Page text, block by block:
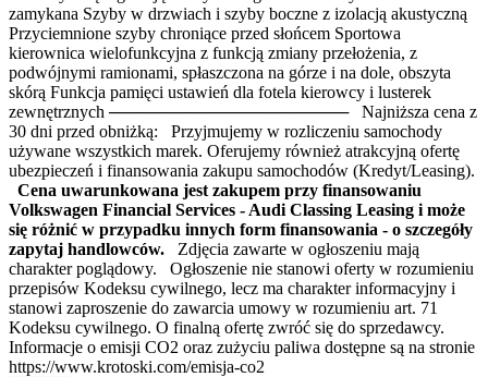
zamykana Szyby w drzwiach i szyby boczne z izolacją akustyczną
Przyciemnione szyby chroniące przed słońcem Sportowa
kierownica wielofunkcyjna z funkcją zmiany przełożenia, z
podwójnymi ramionami, spłaszczona na górze i na dole, obszyta
skórą Funkcja pamięci ustawień dla fotela kierowcy i lusterek
zewnętrznych ──────────────────── Najniższa cena z
30 dni przed obniżką: Przyjmujemy w rozliczeniu samochody
używane wszystkich marek. Oferujemy również atrakcyjną ofertę
ubezpieczeń i finansowania zakupu samochodów (Kredyt/Leasing).
Cena uwarunkowana jest zakupem przy finansowaniu
Volkswagen Financial Services - Audi Classing Leasing i może
się różnić w przypadku innych form finansowania - o szczegóły
zapytaj handlowców. Zdjęcia zawarte w ogłoszeniu mają
charakter poglądowy. Ogłoszenie nie stanowi oferty w rozumieniu
przepisów Kodeksu cywilnego, lecz ma charakter informacyjny i
stanowi zaproszenie do zawarcia umowy w rozumieniu art. 71
Kodeksu cywilnego. O finalną ofertę zwróć się do sprzedawcy.
Informacje o emisji CO2 oraz zużyciu paliwa dostępne są na stronie
https://www.krotoski.com/emisja-co2